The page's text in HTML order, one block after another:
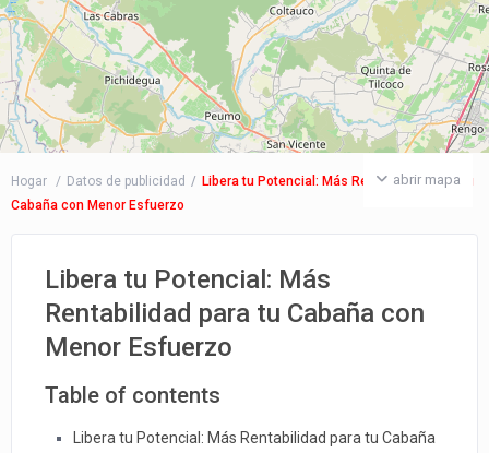
abrir mapa
Hogar Datos de publicidad
Libera tu Potencial: Más Rentabilidad para tu
Cabaña con Menor Esfuerzo
Libera tu Potencial: Más
Rentabilidad para tu Cabaña con
Menor Esfuerzo
Table of contents
Libera tu Potencial: Más Rentabilidad para tu Cabaña